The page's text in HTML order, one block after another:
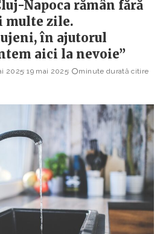
Napoca rămân fără
multe zile.
în ajutorul
aici la nevoie”
2025 19 mai 2025
minute durată citire